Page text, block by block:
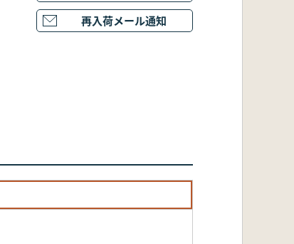
再入荷メール通知